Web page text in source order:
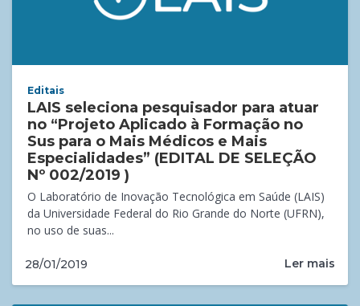
Editais
LAIS seleciona pesquisador para atuar
no “Projeto Aplicado à Formação no
Sus para o Mais Médicos e Mais
Especialidades” (EDITAL DE SELEÇÃO
Nº 002/2019 )
O Laboratório de Inovação Tecnológica em Saúde (LAIS)
da Universidade Federal do Rio Grande do Norte (UFRN),
no uso de suas...
28/01/2019 Ler mais